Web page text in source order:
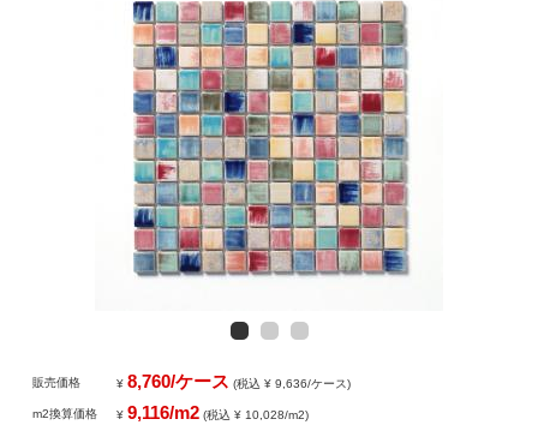
販売価格 ¥8,760/ケース (税込 ¥ 9,636/ケース)
m2換算価格 ¥9,116/m2 (税込 ¥ 10,028/m2)